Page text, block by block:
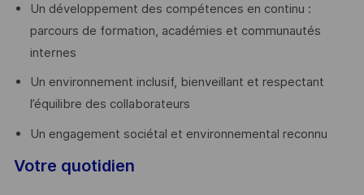
Un développement des compétences en continu :
parcours de formation, académies et communautés
internes
Un environnement inclusif, bienveillant et respectant
l’équilibre des collaborateurs
Un engagement sociétal et environnemental reconnu
Votre quotidien